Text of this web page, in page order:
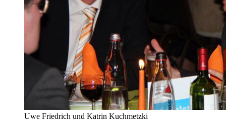
Uwe Friedrich und Katrin Kuchmetzki